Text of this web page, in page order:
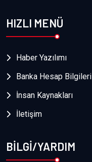
HIZLI MENÜ
Haber Yazılımı
Banka Hesap Bilgileri
İnsan Kaynakları
İletişim
BİLGİ/YARDIM